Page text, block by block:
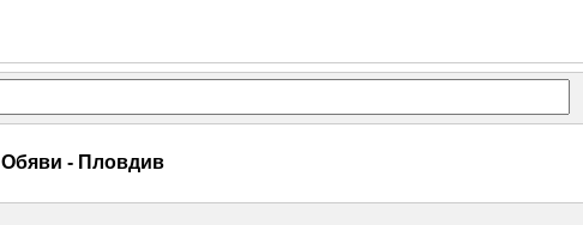
Обяви - Пловдив